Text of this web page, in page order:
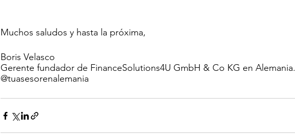
Muchos saludos y hasta la próxima,
Boris Velasco
Gerente fundador de FinanceSolutions4U GmbH & Co KG en Alemania.
@tuasesorenalemania